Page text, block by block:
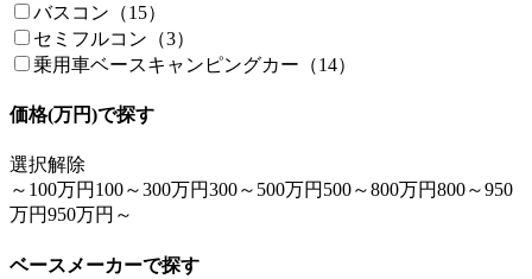
バスコン（15）
セミフルコン（3）
乗用車ベースキャンピングカー（14）
価格(万円)で探す
選択解除
～100万円 100～300万円300～500万円 500～800万円800～950
万円950万円～
ベースメーカーで探す